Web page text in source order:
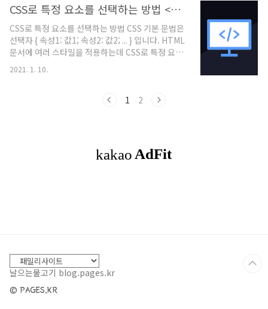
기본 문법은 선택자 { 속성1: 값1; 속성2: 값2; ... } 입
니다. HTML 문서에 여러 스타일을 적용하는데
CSS로 특정 요소를 선택하는 방법에 대해서 정리합
니다. blog.pages.kr CSS로 특정 요소를 선택하
는 방법 가상선택자는 기본선택자 뒤에 :(콜론)을 붙
인 가상 클래스, ::(콜론두개)을 붙인 가상 요소로 요
CSS로 특정 요소를 선택하는 방법 <가상선택자>
CSS로 특정 요소를 선택하는 방법 CSS 기본 문법은
선택자 { 속성1: 값1; 속성2: 값2; ... } 입니다. HTML
문서에 여러 스타일을 적용하는데 CSS로 특정 요소
blog.pages.kr HTML 문서에 여러 스타일을 적용
정리합니다. 가상선택자는 기본선택자 뒤에 :(콜론)
한다. p:empty { color: red; } 태그 요소 중 내용
(공백포함)이 전혀 없는 요소의 스타일을 빨간색으
2021. 1. 10.
1 2
날으는물고기 blog.pages.kr
© PAGES.KR